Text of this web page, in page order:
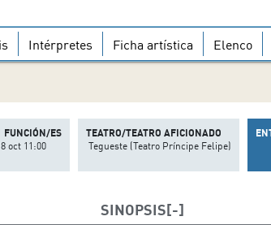
Intérpretes Ficha artística Elenco
FUNCIÓN/ES
oct 11:00
TEATRO/TEATRO AFICIONADO
Tegueste (Teatro Príncipe Felipe)
SINOPSIS